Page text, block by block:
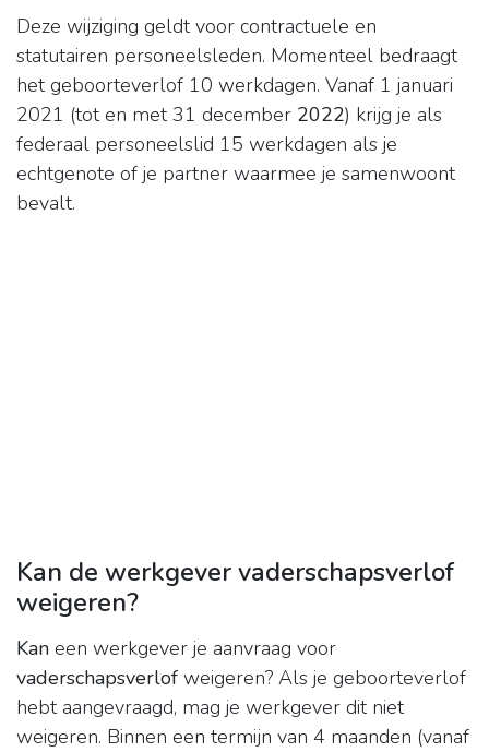
Deze wijziging geldt voor contractuele en
statutairen personeelsleden. Momenteel bedraagt
het geboorteverlof 10 werkdagen. Vanaf 1 januari
2021 (tot en met 31 december 2022) krijg je als
federaal personeelslid 15 werkdagen als je
echtgenote of je partner waarmee je samenwoont
bevalt.
Kan de werkgever vaderschapsverlof
weigeren?
Kan een werkgever je aanvraag voor
vaderschapsverlof weigeren? Als je geboorteverlof
hebt aangevraagd, mag je werkgever dit niet
weigeren. Binnen een termijn van 4 maanden (vanaf